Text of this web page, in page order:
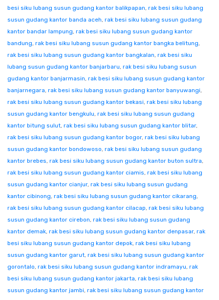
besi siku lubang susun gudang kantor balikpapan, rak besi siku lubang
susun gudang kantor banda aceh, rak besi siku lubang susun gudang
kantor bandar lampung, rak besi siku lubang susun gudang kantor
bandung, rak besi siku lubang susun gudang kantor bangka belitung,
rak besi siku lubang susun gudang kantor bangkalan, rak besi siku
lubang susun gudang kantor banjarbaru, rak besi siku lubang susun
gudang kantor banjarmasin, rak besi siku lubang susun gudang kantor
banjarnegara, rak besi siku lubang susun gudang kantor banyuwangi,
rak besi siku lubang susun gudang kantor bekasi, rak besi siku lubang
susun gudang kantor bengkulu, rak besi siku lubang susun gudang
kantor bitung sulut, rak besi siku lubang susun gudang kantor blitar,
rak besi siku lubang susun gudang kantor bogor, rak besi siku lubang
susun gudang kantor bondowoso, rak besi siku lubang susun gudang
kantor brebes, rak besi siku lubang susun gudang kantor buton sultra,
rak besi siku lubang susun gudang kantor ciamis, rak besi siku lubang
susun gudang kantor cianjur, rak besi siku lubang susun gudang
kantor cibinong, rak besi siku lubang susun gudang kantor cikarang,
rak besi siku lubang susun gudang kantor cilacap, rak besi siku lubang
susun gudang kantor cirebon, rak besi siku lubang susun gudang
kantor demak, rak besi siku lubang susun gudang kantor denpasar, rak
besi siku lubang susun gudang kantor depok, rak besi siku lubang
susun gudang kantor garut, rak besi siku lubang susun gudang kantor
gorontalo, rak besi siku lubang susun gudang kantor indramayu, rak
besi siku lubang susun gudang kantor jakarta, rak besi siku lubang
susun gudang kantor jambi, rak besi siku lubang susun gudang kantor